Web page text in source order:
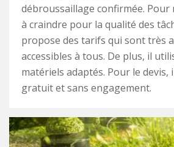
débroussaillage confirmée. Pour
à craindre pour la qualité des
propose des tarifs qui sont très
accessibles à tous. De plus, il
matériels adaptés. Pour le
gratuit et sans engagement.